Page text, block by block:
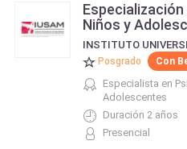
Niños y
Posgrado Con
Especialista en
Adolescentes
Duración 2 años
Presencial